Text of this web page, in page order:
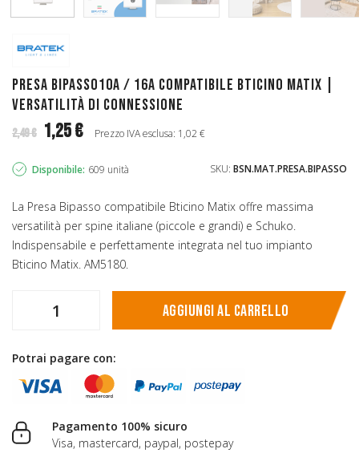
Presa Bipasso10A / 16A Compatibile Bticino Matix |
Versatilità di Connessione
2,49 € 1,25 € Prezzo IVA esclusa: 1,02 €
Disponibile: 609 unità SKU: BSN.MAT.PRESA.BIPASSO
La Presa Bipasso compatibile Bticino Matix offre massima
versatilità per spine italiane (piccole e grandi) e Schuko.
Indispensabile e perfettamente integrata nel tuo impianto
Bticino Matix. AM5180.
Aggiungi al carrello
Potrai pagare con:
Pagamento 100% sicuro
Visa, mastercard, paypal, postepay